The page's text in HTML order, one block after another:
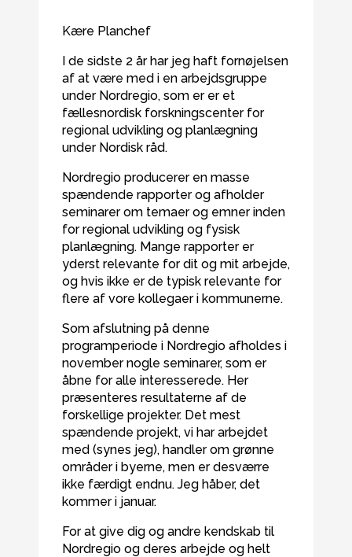
Kære Planchef
I de sidste 2 år har jeg haft fornøjelsen
af at være med i en arbejdsgruppe
under Nordregio, som er er et
fællesnordisk forskningscenter for
regional udvikling og planlægning
under Nordisk råd.
Nordregio producerer en masse
spændende rapporter og afholder
seminarer om temaer og emner inden
for regional udvikling og fysisk
planlægning. Mange rapporter er
yderst relevante for dit og mit arbejde,
og hvis ikke er de typisk relevante for
flere af vore kollegaer i kommunerne.
Som afslutning på denne
programperiode i Nordregio afholdes i
november nogle seminarer, som er
åbne for alle interesserede. Her
præsenteres resultaterne af de
forskellige projekter. Det mest
spændende projekt, vi har arbejdet
med (synes jeg), handler om grønne
områder i byerne, men er desværre
ikke færdigt endnu. Jeg håber, det
kommer i januar.
For at give dig og andre kendskab til
Nordregio og deres arbejde og helt